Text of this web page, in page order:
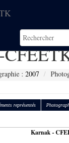
:2007
représentés